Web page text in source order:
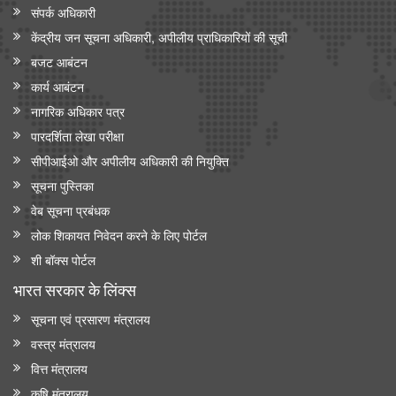
केंद्रीय मंत्री जे.पी. नड्डा ने ‘ एआई इन मेडटेक: आर्टिफिशियल इंटेलिजेंस के
ज़रिए स्वास्थ्य सेवा में क्रांति’ पर नॉलेज पेपर जारी किया
संपर्क अधिकारी
केंद्रीय जन सूचना अधिकारी, अपीलीय प्राधिकारियों की सूची
बजट आबंटन
कार्य आबंटन
नागरिक अधिकार पत्र
पारदर्शिता लेखा परीक्षा
सीपीआईओ और अपी‍लीय अधिकारी की नियुक्ति
सूचना पुस्तिका
वेब सूचना प्रबंधक
लोक शिकायत निवेदन करने के लिए पोर्टल
शी बॉक्स पोर्टल
भारत सरकार के लिंक्‍स
सूचना एवं प्रसारण मंत्रालय
वस्त्र मंत्रालय
वित्त मंत्रालय